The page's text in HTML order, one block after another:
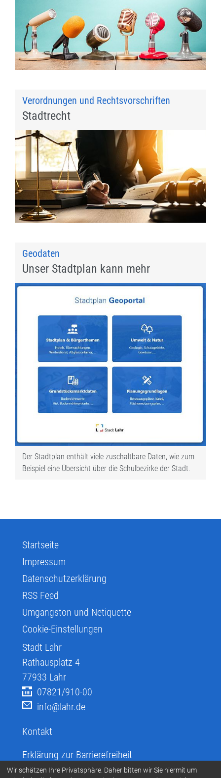
Verordnungen und Rechtsvorschriften
Stadtrecht
Geodaten
Unser Stadtplan kann mehr
Der Stadtplan enthält viele zuschaltbare Daten, wie zum
Beispiel eine Übersicht über die Schulbezirke der Stadt.
Startseite
Impressum
Datenschutzerklärung
RSS Feed
Umgangston und Netiquette
Cookie-Einstellungen
Stadt Lahr
Rathausplatz 4
77933 Lahr
07821/910-00
info@lahr.de
Kontakt
Erklärung zur Barrierefreiheit
Infos zur Barrierefreiheit
Wir schätzen Ihre Privatsphäre. Daher bitten wir Sie hiermit um